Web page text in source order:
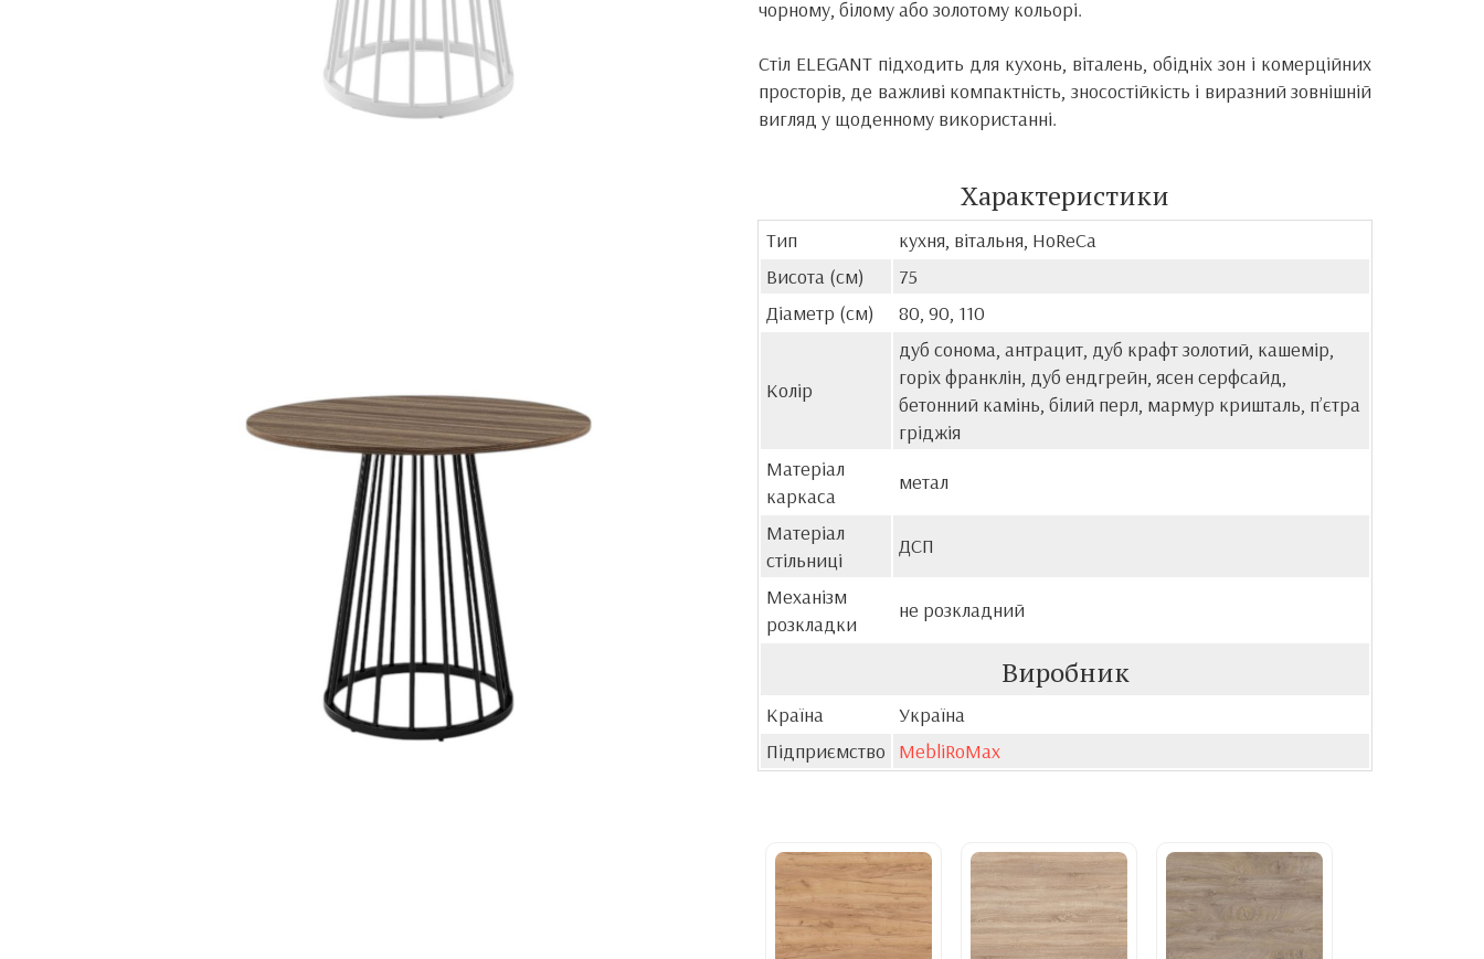
чорному, білому або золотому кольорі.
Стіл ELEGANT підходить для кухонь, віталень, обідніх зон і комерційних
просторів, де важливі компактність, зносостійкість і виразний зовнішній
вигляд у щоденному використанні.
Характеристики
Тип
кухня, вітальня, HoReCa
Висота (см)
75
Діаметр (см)
80, 90, 110
Колір
дуб сонома, антрацит, дуб крафт золотий, кашемір,
горіх франклін, дуб ендгрейн, ясен серфсайд,
бетонний камінь, білий перл, мармур кришталь, пʼєтра
гріджія
Матеріал
каркаса
метал
Матеріал
стільниці
ДСП
Механізм
розкладки
не розкладний
Виробник
Країна
Україна
Підприємство
MebliRoMax